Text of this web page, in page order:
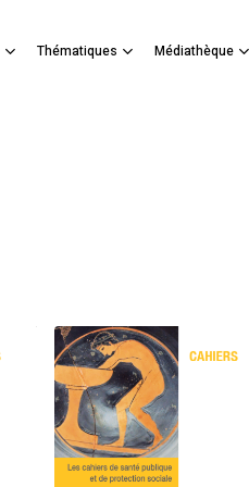
Thématiques Médiathèque